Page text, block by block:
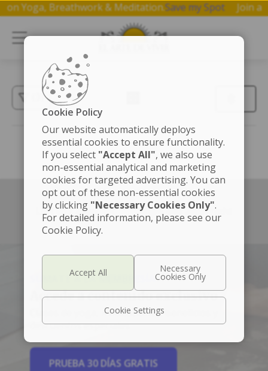
on Yoga, Breathwork & Meditation.Save my Spot Join
(3)
Left box align left Right box align right
SÚMATE A LA MEMBRESÍA
Accede a contenido exclusivo
Clases de yoga, meditaciones, beneficios y
descuentos especiales.
PRUEBA 30 DÍAS GRATIS
Cookie Policy
Our website automatically deploys
essential cookies to ensure functionality.
If you select "Accept All", we also use
non-essential analytical and marketing
cookies for targeted advertising. You can
opt out of these non-essential cookies
by clicking "Necessary Cookies Only".
For detailed information, please see our
Cookie Policy.
Cookie Settings